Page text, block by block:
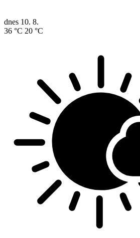
dnes 10. 8.
36 °C 20 °C